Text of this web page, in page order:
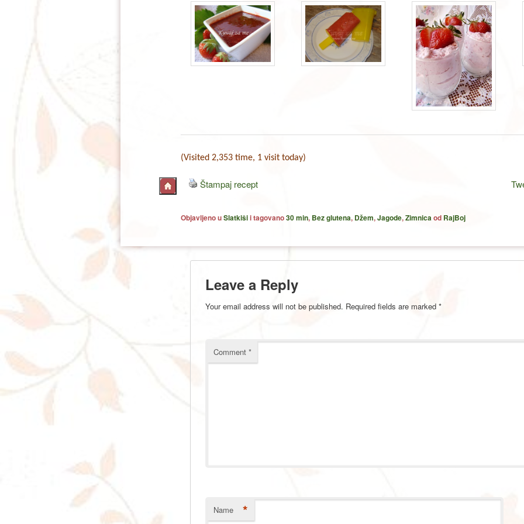
(Visited 2,353 time, 1 visit today)
Štampaj recept
Objavljeno uSlatkišii tagovano30 min, Bez glutena, Džem,Jagode,Zimnicaod RajBoj
Leave a Reply
Your email address will not be published. Required fields are marked *
Comment *
Name *